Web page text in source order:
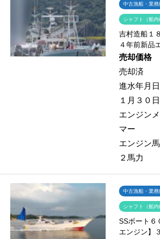
中古漁船・業務
シャフト（船内
吉村造船１
４年前新品
売却価格
売却済
進水年月日
１月３０日
エンジン
マー
エンジン馬
２馬力
中古漁船・業務
シャフト（船内
SSボート６
エンジン】